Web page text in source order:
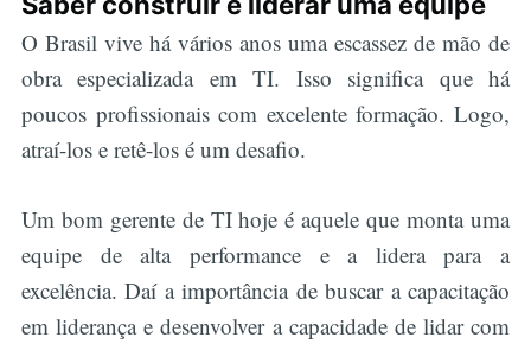
O Brasil vive há vários anos uma escassez de mão de
obra especializada em TI. Isso significa que há
poucos profissionais com excelente formação. Logo,
atraí-los e retê-los é um desafio.
Um bom gerente de TI hoje é aquele que monta uma
equipe de alta performance e a lidera para a
excelência. Daí a importância de buscar a capacitação
em liderança e desenvolver a capacidade de lidar com